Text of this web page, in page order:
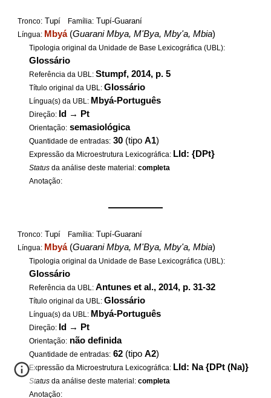
Tronco: Tupí Família: Tupí-Guaraní
Língua: Mbyá(Guarani Mbya, M'Bya, Mby'a, Mbia)
Tipologia original da Unidade de Base Lexicográfica (UBL):
Glossário
Referência da UBL:Stumpf, 2014, p. 5
Título original da UBL:Glossário
Língua(s) da UBL: Mbyá-Português
Direção: Id → Pt
Orientação: semasiológica
Quantidade de entradas: 30 (tipoA1)
Expressão da Microestrutura Lexicográfica: LId: {DPt}
Status da análise deste material:completa
Anotação:
——————
Tronco: Tupí Família: Tupí-Guaraní
Língua: Mbyá(Guarani Mbya, M'Bya, Mby'a, Mbia)
Tipologia original da Unidade de Base Lexicográfica (UBL):
Glossário
Referência da UBL:Antunes et al., 2014, p. 31-32
Título original da UBL:Glossário
Língua(s) da UBL: Mbyá-Português
Direção: Id → Pt
Orientação: não definida
Quantidade de entradas: 62 (tipoA2)
Expressão da Microestrutura Lexicográfica: LId: Na {DPt (Na)}
Status da análise deste material:completa
Anotação: